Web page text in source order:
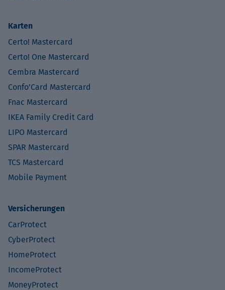
Karten
Certo! Mastercard
Certo! One Mastercard
Cembra Mastercard
Confo’Card Mastercard
Fnac Mastercard
IKEA Family Credit Card
LIPO Mastercard
SPAR Mastercard
TCS Mastercard
Mobile Payment
Versicherungen
CarProtect
CyberProtect
HomeProtect
IncomeProtect
MoneyProtect